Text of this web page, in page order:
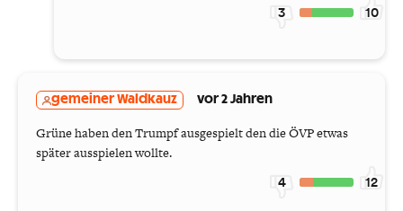
3 10
gemeiner Waldkauz vor 2 Jahren
Grüne haben den Trumpf ausgespielt den die ÖVP etwas
später ausspielen wollte.
4 12